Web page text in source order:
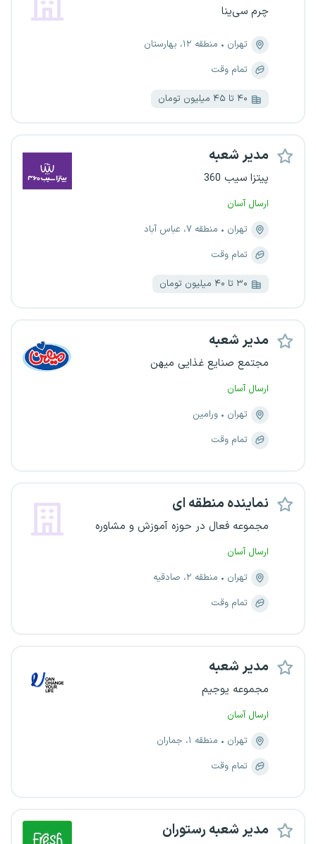
چرم سی‌ینا
تهران
منطقه ۱۲، بهارستان
تمام وقت
۴۰ تا ۴۵ میلیون تومان
مدیر شعبه
پیتزا سیب 360
ارسال آسان
تهران
منطقه ۷، عباس آباد
تمام وقت
۳۰ تا ۴۰ میلیون تومان
مدیر شعبه
مجتمع صنایع غذایی میهن
ارسال آسان
تهران
ورامین
تمام وقت
نماینده منطقه ای
مجموعه فعال در حوزه آموزش و مشاوره
ارسال آسان
تهران
منطقه ۲، صادقیه
تمام وقت
مدیر شعبه
مجموعه یوجیم
ارسال آسان
تهران
منطقه ۱، جماران
تمام وقت
مدیر شعبه رستوران